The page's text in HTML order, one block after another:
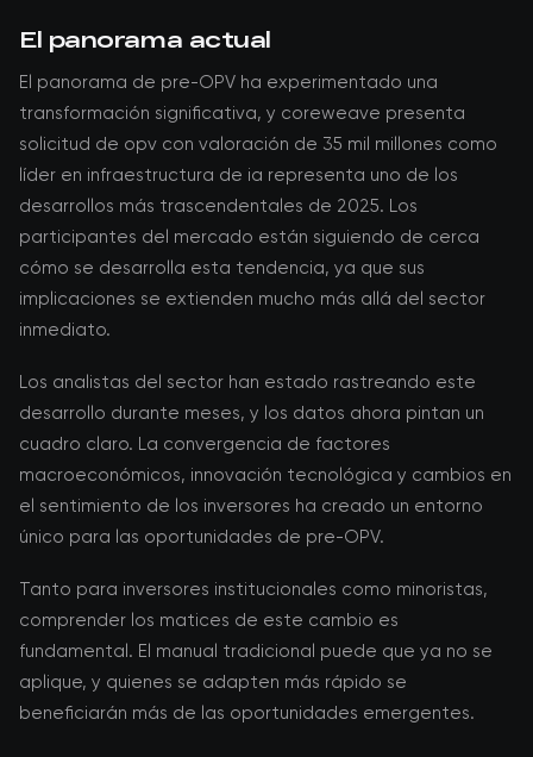
El panorama actual
El panorama de pre-OPV ha experimentado una
transformación significativa, y coreweave presenta
solicitud de opv con valoración de 35 mil millones como
líder en infraestructura de ia representa uno de los
desarrollos más trascendentales de 2025. Los
participantes del mercado están siguiendo de cerca
cómo se desarrolla esta tendencia, ya que sus
implicaciones se extienden mucho más allá del sector
inmediato.
Los analistas del sector han estado rastreando este
desarrollo durante meses, y los datos ahora pintan un
cuadro claro. La convergencia de factores
macroeconómicos, innovación tecnológica y cambios en
el sentimiento de los inversores ha creado un entorno
único para las oportunidades de pre-OPV.
Tanto para inversores institucionales como minoristas,
comprender los matices de este cambio es
fundamental. El manual tradicional puede que ya no se
aplique, y quienes se adapten más rápido se
beneficiarán más de las oportunidades emergentes.